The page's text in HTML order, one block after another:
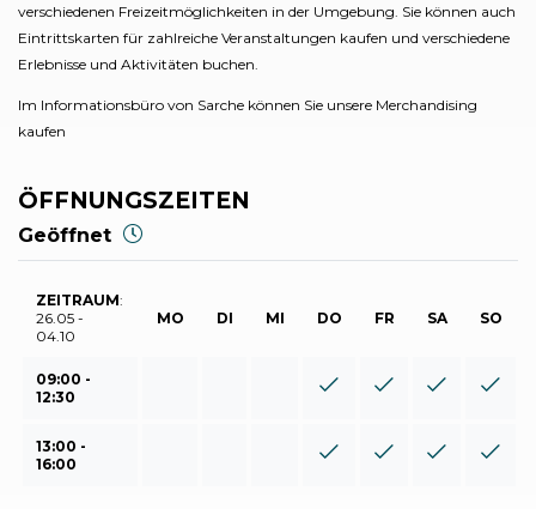
verschiedenen Freizeitmöglichkeiten in der Umgebung. Sie können auch
Eintrittskarten für zahlreiche Veranstaltungen kaufen und verschiedene
Erlebnisse und Aktivitäten buchen.
Im Informationsbüro von Sarche können Sie unsere Merchandising
kaufen
ÖFFNUNGSZEITEN
Geöffnet
ZEITRAUM:
26.05 -
04.10
MO DI MI DO FR SA SO
09:00 -
12:30
13:00 -
16:00